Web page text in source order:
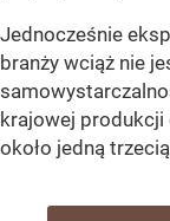
Jednocześnie
branży wciąż nie
krajowej produkcji
około jedną